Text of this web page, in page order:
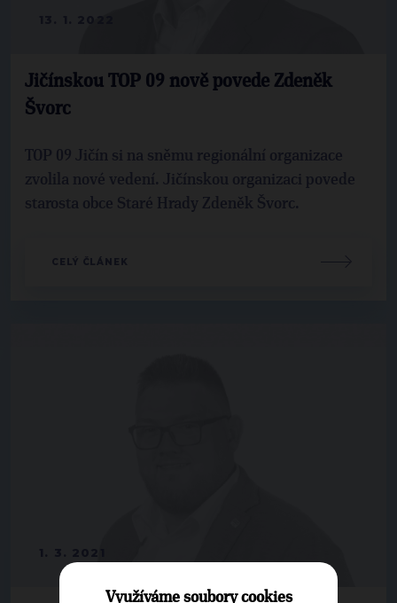
Jičínskou TOP 09 nově povede Zdeněk
Švorc
TOP 09 Jičín si na sněmu regionální organizace
zvolila nové vedení. Jičínskou organizaci povede
starosta obce Staré Hrady Zdeněk Švorc.
CELÝ ČLÁNEK
Využíváme soubory cookies